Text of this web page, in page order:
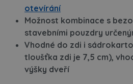
otevírání
Možnost kombinace s
stavebními pouzdry
Vhodné do zdi i
tloušťka zdi je 7,5 cm),
výšky dveří